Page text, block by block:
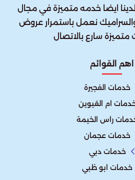
ايضا خدمه متميزة في مجال
نعمل باستمرار عروض
سارع بالاتصال
اهم القوائم
خدمات الفجيرة
ام القيوين
راس الخيمة
خدمات عجمان
خدمات دبي
خدمات ابو ظبي